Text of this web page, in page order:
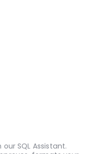
SQL Assistant.